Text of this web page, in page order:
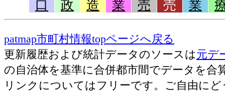
販売店(2016)=百貨店数
販売店(20116)=小売店数(飲食店除く)
古いランキング(2012年版 商
口
政
造
業
売
売
業
patmap市町村情報topページへ戻る
更新履歴および統計データのソースは元デ
の自治体を基準に合併都市間でデータを合
リンクについてはフリーです。ご自由にど